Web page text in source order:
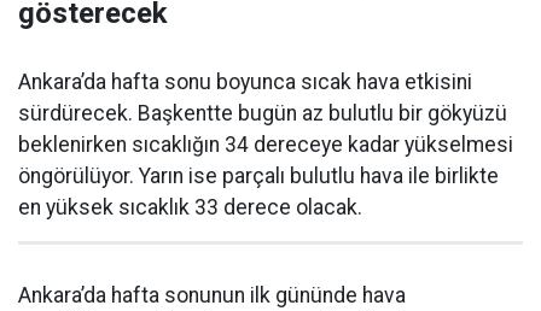
gösterecek
Ankara’da hafta sonu boyunca sıcak hava etkisini
sürdürecek. Başkentte bugün az bulutlu bir gökyüzü
beklenirken sıcaklığın 34 dereceye kadar yükselmesi
öngörülüyor. Yarın ise parçalı bulutlu hava ile birlikte
en yüksek sıcaklık 33 derece olacak.
Ankara’da hafta sonunun ilk gününde hava